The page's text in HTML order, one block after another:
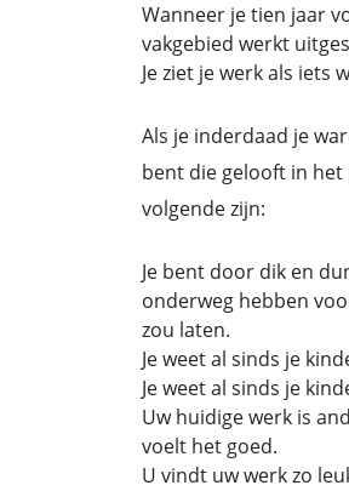
Wanneer je tien jaar
vakgebied werkt
Je ziet je werk als iets
Als je inderdaad je
bent die gelooft in het
volgende zijn:
Je bent door dik en
onderweg hebben
zou laten.
Je weet al sinds je
Je weet al sinds je
Uw huidige werk is
voelt het goed.
U vindt uw werk zo